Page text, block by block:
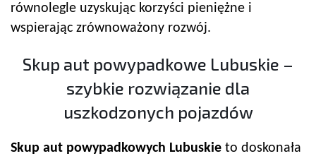
równolegle uzyskując korzyści pieniężne i
wspierając zrównoważony rozwój.
Skup aut powypadkowe Lubuskie –
szybkie rozwiązanie dla
uszkodzonych pojazdów
Skup aut powypadkowych Lubuskie to doskonała